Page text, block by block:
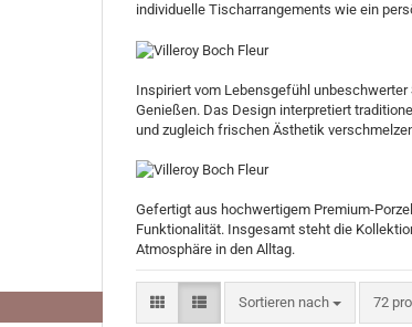
individuelle Tischarrangements wie ein
Inspiriert vom Lebensgefühl
Genießen. Das Design interpretiert
und zugleich frischen Ästhetik
Gefertigt aus hochwertigem Premium-
Funktionalität. Insgesamt steht die
Atmosphäre in den Alltag.
Sortieren nach
Sortieren nach 72
pro